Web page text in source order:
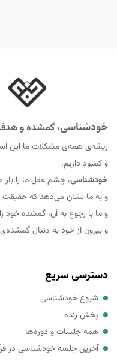
خودشناسی، گمشده و هدف
ریشه‌ی همه‌ی مشکلات ما این
و کمبود داریم.
خودشناسی، چشم عقل ما را باز
و به ما نشان می‌دهد که
و ما با رجوع به آن، گمشده خود
و بیرون از خود به دنبال
دسترسی سریع
شروع خودشناسی
پخش زنده
همه جلسات و دوره‌ها
آخرین جلسه خودشناسی در